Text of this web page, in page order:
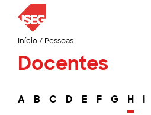
Início/ Pessoas
Docentes
A B C D E F G H I